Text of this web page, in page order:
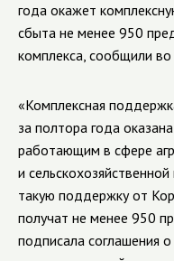
года окажет
сбыта не менее 950
комплекса, сообщили
«Комплексная
за полтора года
работающим в сфере
и
такую поддержку от
получат не менее 950
подписала соглашения